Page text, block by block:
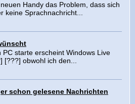
Handy das Problem, dass sich
keine Sprachnachricht...
starte erscheint Windows Live
obwohl ich den...
schon gelesene Nachrichten